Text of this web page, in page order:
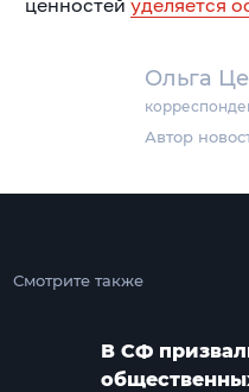
Ольга
Автор
Смотрите также
В СФ